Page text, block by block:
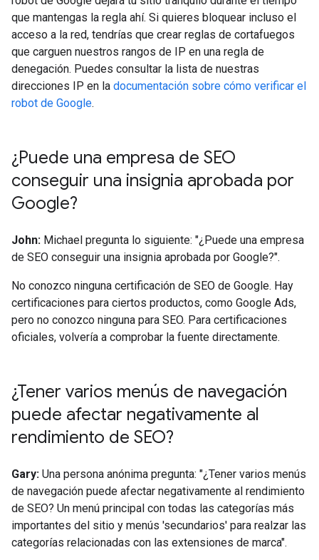
que mantengas la regla ahí. Si quieres bloquear incluso el
acceso a la red, tendrías que crear reglas de cortafuegos
que carguen nuestros rangos de IP en una regla de
denegación. Puedes consultar la lista de nuestras
direcciones IP en la documentación sobre cómo verificar el
robot de Google.
¿Puede una empresa de SEO
conseguir una insignia aprobada por
Google?
John: Michael pregunta lo siguiente: "¿Puede una empresa
de SEO conseguir una insignia aprobada por Google?".
No conozco ninguna certificación de SEO de Google. Hay
certificaciones para ciertos productos, como Google Ads,
pero no conozco ninguna para SEO. Para certificaciones
oficiales, volvería a comprobar la fuente directamente.
¿Tener varios menús de navegación
puede afectar negativamente al
rendimiento de SEO?
Gary: Una persona anónima pregunta: "¿Tener varios menús
de navegación puede afectar negativamente al rendimiento
de SEO? Un menú principal con todas las categorías más
importantes del sitio y menús 'secundarios' para realzar las
categorías relacionadas con las extensiones de marca".